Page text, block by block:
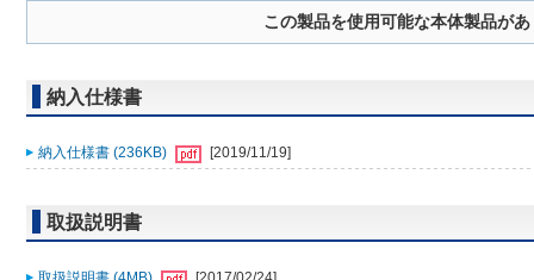
この製品を使用可能な本体製品が
納入仕様書
納入仕様書 (236KB) [2019/11/19]
取扱説明書